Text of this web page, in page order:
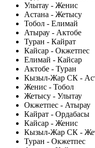
Улытау - Женис
Астана - Жетысу
Тобол - Елимай
Атырау - Актобе
Туран - Кайрат
Кайсар - Окжетпес
Елимай - Кайсар
Актобе - Туран
Кызыл-Жар СК -
Женис - Тобол
Жетысу - Улытау
Окжетпес - Атырау
Кайрат - Ордабасы
Кайсар - Женис
Кызыл-Жар СК -
Туран - Окжетпес